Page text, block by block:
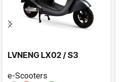
LVNENG LX02 / S3
e-Scooters